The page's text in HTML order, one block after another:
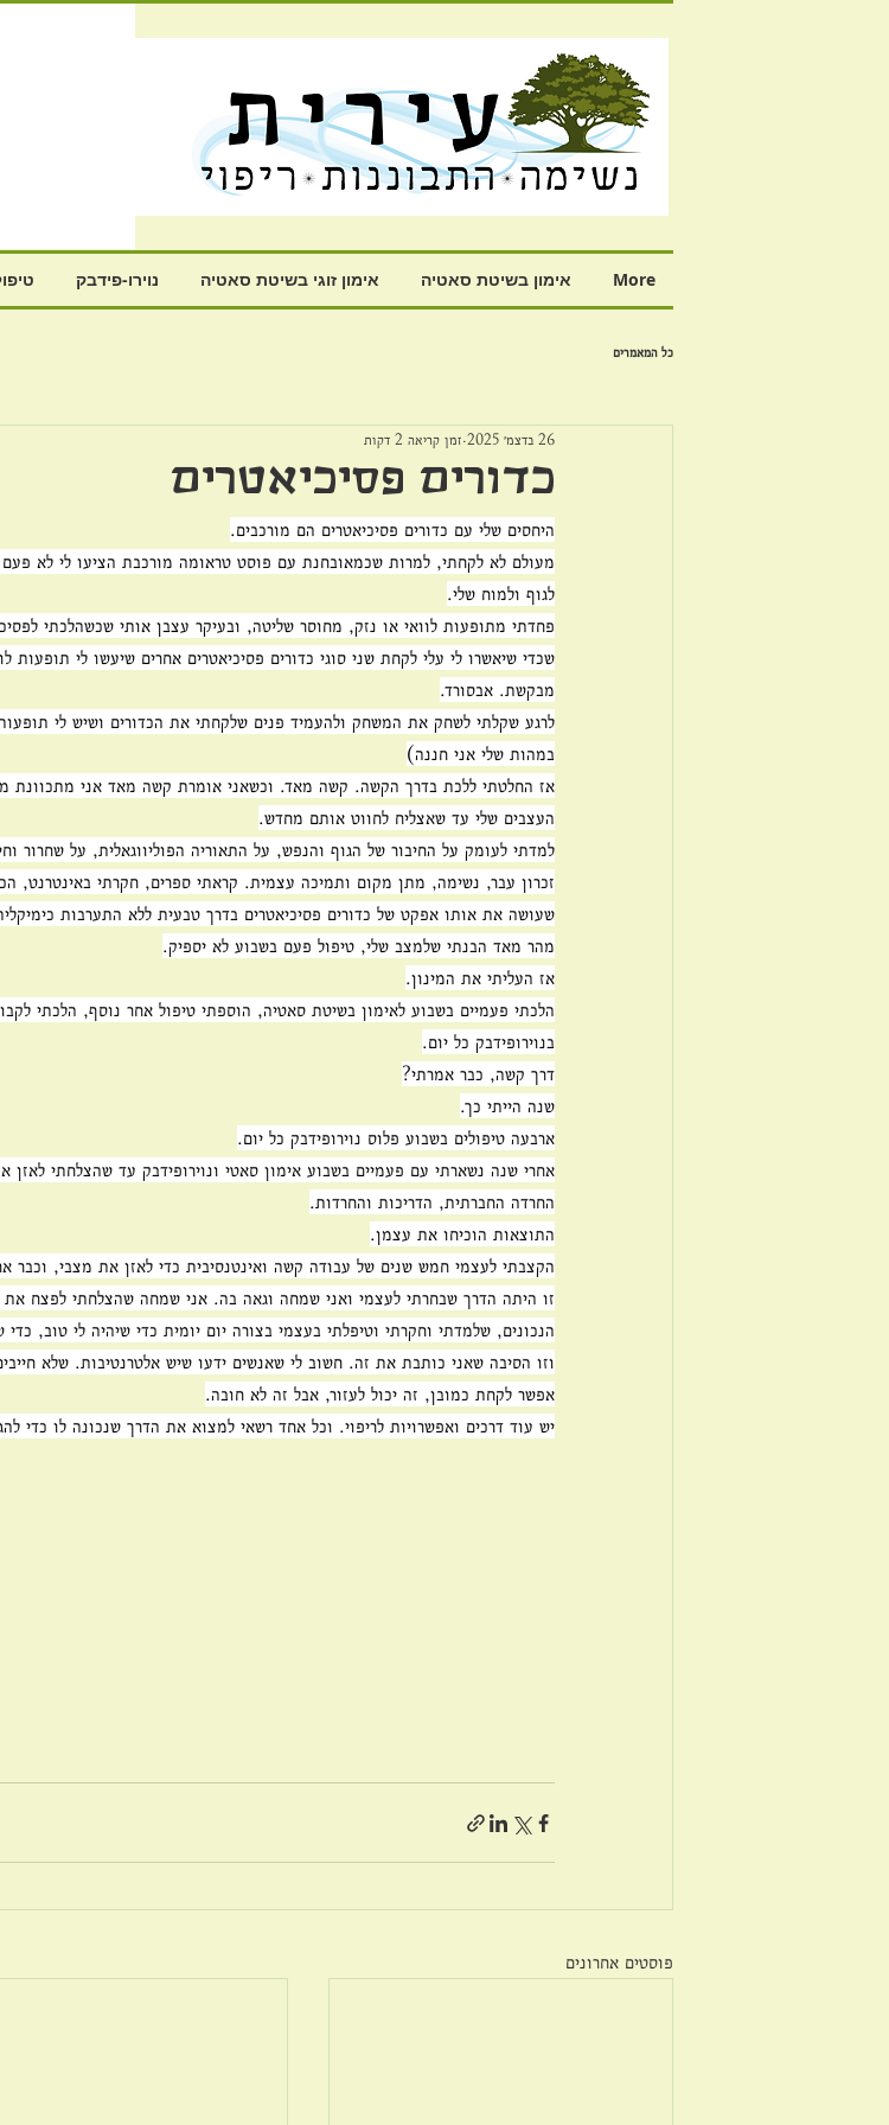
נוירו-פידבק אימון זוגי בשיטת סאטיה אימון בשיטת סאטיה More
כל המאמרים
כדורים פסיכיאטרים
26 בדצמ׳ 2025 זמן קריאה 2 דקות
היחסים שלי עם כדורים פסיכיאטרים הם מורכבים.
מעולם לא לקחתי, למרות שכמאובחנת עם פוסט טראומה מורכבת הציעו לי לא
לגוף ולמוח שלי.
פחדתי מתופעות לוואי או נזק, מחוסר שליטה, ובעיקר עצבן אותי שכשהלכתי
שכדי שיאשרו לי עלי לקחת שני סוגי כדורים פסיכיאטרים אחרים שיעשו לי תופעות
מבקשת. אבסורד.
לרגע שקלתי לשחק את המשחק ולהעמיד פנים שלקחתי את הכדורים ושיש לי
במהות שלי אני חננה)
אז החלטתי ללכת בדרך הקשה. קשה מאד. וכשאני אומרת קשה מאד אני
העצבים שלי עד שאצליח לחווט אותם מחדש.
למדתי לעומק על החיבור של הגוף והנפש, על התאוריה הפוליווגאלית, על שחרור
זכרון עבר, נשימה, מתן מקום ותמיכה עצמית. קראתי ספרים, חקרתי באינטרנט,
שעושה את אותו אפקט של כדורים פסיכיאטרים בדרך טבעית ללא התערבות
מהר מאד הבנתי שלמצב שלי, טיפול פעם בשבוע לא יספיק.
אז העליתי את המינון.
הלכתי פעמיים בשבוע לאימון בשיטת סאטיה, הוספתי טיפול אחר נוסף, הלכתי
בנוירופידבק כל יום.
דרך קשה, כבר אמרתי?
שנה הייתי כך.
ארבעה טיפולים בשבוע פלוס נוירופידבק כל יום.
אחרי שנה נשארתי עם פעמיים בשבוע אימון סאטי ונוירופידבק עד שהצלחתי לאזן
החרדה החברתית, הדריכות והחרדות.
התוצאות הוכיחו את עצמן.
הקצבתי לעצמי חמש שנים של עבודה קשה ואינטנסיבית כדי לאזן את מצבי, וכבר
זו היתה הדרך שבחרתי לעצמי ואני שמחה וגאה בה. אני שמחה שהצלחתי לפצח
הנכונים, שלמדתי וחקרתי וטיפלתי בעצמי בצורה יום יומית כדי שיהיה לי טוב,
וזו הסיבה שאני כותבת את זה. חשוב לי שאנשים ידעו שיש אלטרנטיבות. שלא
אפשר לקחת כמובן, זה יכול לעזור, אבל זה לא חובה.
יש עוד דרכים ואפשרויות לריפוי. וכל אחד רשאי למצוא את הדרך שנכונה לו כדי
פוסטים אחרונים